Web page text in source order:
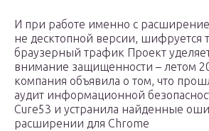
И при работе именно с
не десктопной версии, шифруется
браузерный трафик Проект
внимание защищенности – летом
компания объявила о том, что
аудит информационной
Cure53 и устранила найденные
расширении для Chrome